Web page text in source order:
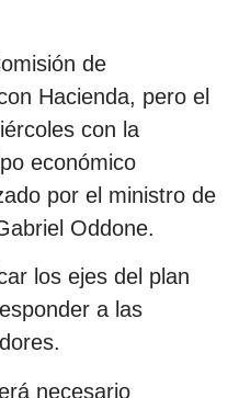
de
Hacienda, pero el
con la
económico
por el ministro de
Oddone.
los ejes del plan
a las
necesario